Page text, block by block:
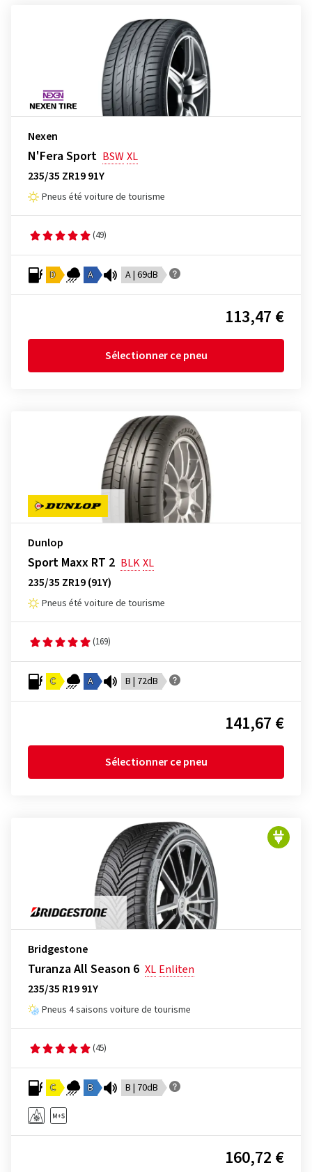
Nexen
N'Fera Sport BSWXL
235/35 ZR19 91Y
Pneus été voiture de tourisme
(49)
D A A | 69dB
113,47 €
Sélectionner ce pneu
Dunlop
Sport Maxx RT 2 BLKXL
235/35 ZR19 (91Y)
Pneus été voiture de tourisme
(169)
C A B | 72dB
141,67 €
Sélectionner ce pneu
Bridgestone
Turanza All Season 6 XL Enliten
235/35 R19 91Y
Pneus 4 saisons voiture de tourisme
(45)
C B B | 70dB
160,72 €